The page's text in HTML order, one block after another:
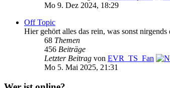
Mo 9. Dez 2024, 18:29
Off Topic
Hier gehört alles das rein, was sonst
68 Themen
456 Beiträge
Letzter Beitrag von EVR_TS_Fan
Mo 5. Mai 2025, 21:31